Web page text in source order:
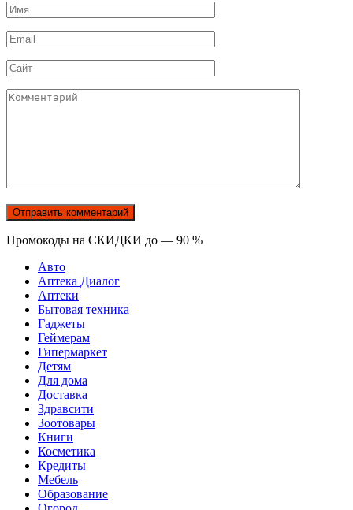
Имя
*
Email
*
Сайт
Комментарий
Промокоды на СКИДКИ до — 90 %
Авто
Аптека Диалог
Аптеки
Бытовая техника
Гаджеты
Геймерам
Гипермаркет
Детям
Для дома
Доставка
Здравсити
Зоотовары
Книги
Косметика
Кредиты
Мебель
Образование